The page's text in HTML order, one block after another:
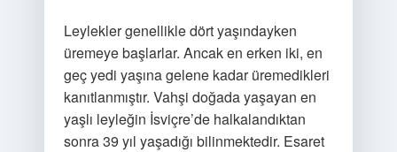
Leylekler genellikle dört yaşındayken
üremeye başlarlar. Ancak en erken iki, en
geç yedi yaşına gelene kadar üremedikleri
kanıtlanmıştır. Vahşi doğada yaşayan en
yaşlı leyleğin İsviçre’de halkalandıktan
sonra 39 yıl yaşadığı bilinmektedir. Esaret